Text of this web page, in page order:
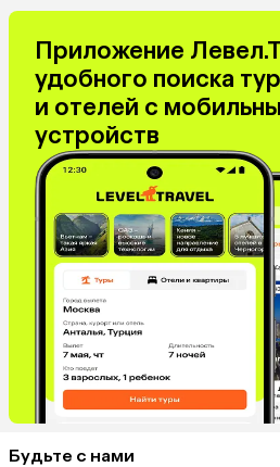
Приложение
удобного поиска
и отелей с
устройств
Будьте с нами